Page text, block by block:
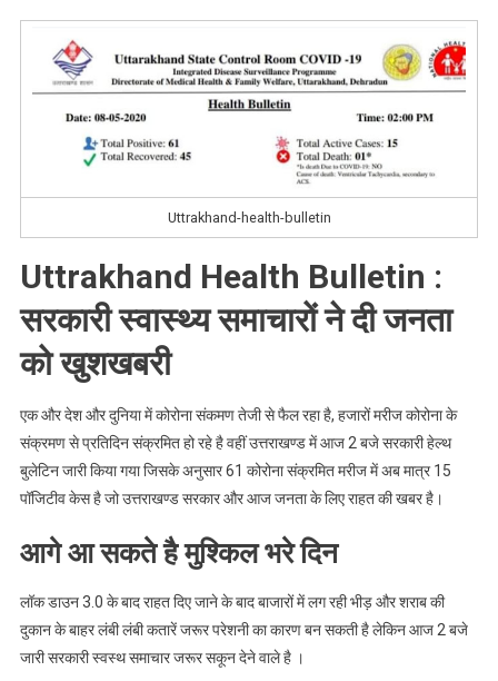
कोरोना
संक्रमितों
की
संख्या
Uttrakhand
Bulletin
Uttrakhand-health-bulletin
Uttrakhand Health Bulletin :
सरकारी स्वास्थ्य समाचारों ने दी जनता
को खुशखबरी
एक और देश और दुनिया में कोरोना संकमण तेजी से फैल रहा है, हजारों मरीज कोरोना के
संक्रमण से प्रतिदिन संक्रमित हो रहे है वहीं उत्तराखण्ड में आज 2 बजे सरकारी हेल्थ
बुलेटिन जारी किया गया जिसके अनुसार 61 कोरोना संक्रमित मरीज में अब मात्र 15
पॉजिटीव केस है जो उत्तराखण्ड सरकार और आज जनता के लिए राहत की खबर है।
आगे आ सकते है मुश्किल भरे दिन
लॉक डाउन 3.0 के बाद राहत दिए जाने के बाद बाजारों में लग रही भीड़ और शराब की
दुकान के बाहर लंबी लंबी कतारें जरूर परेशनी का कारण बन सकती है लेकिन आज 2 बजे
जारी सरकारी स्वस्थ समाचार जरूर सकून देने वाले है ।